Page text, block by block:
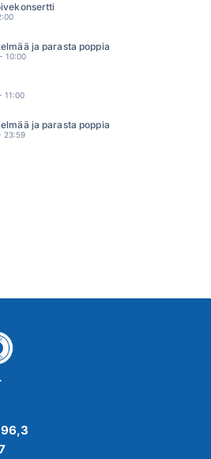
ja parasta poppia
10:00
11:00
ja parasta poppia
23:59
96,3